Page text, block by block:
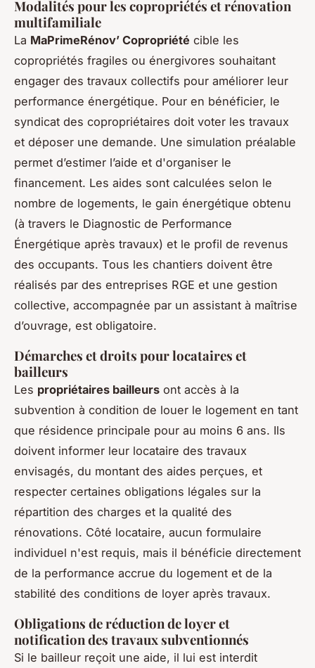
Modalités pour les copropriétés et rénovation
multifamiliale
La MaPrimeRénov’ Copropriété cible les
copropriétés fragiles ou énergivores souhaitant
engager des travaux collectifs pour améliorer leur
performance énergétique. Pour en bénéficier, le
syndicat des copropriétaires doit voter les travaux
et déposer une demande. Une simulation préalable
permet d’estimer l’aide et d'organiser le
financement. Les aides sont calculées selon le
nombre de logements, le gain énergétique obtenu
(à travers le Diagnostic de Performance
Énergétique après travaux) et le profil de revenus
des occupants. Tous les chantiers doivent être
réalisés par des entreprises RGE et une gestion
collective, accompagnée par un assistant à maîtrise
d’ouvrage, est obligatoire.
Démarches et droits pour locataires et
bailleurs
Les propriétaires bailleurs ont accès à la
subvention à condition de louer le logement en tant
que résidence principale pour au moins 6 ans. Ils
doivent informer leur locataire des travaux
envisagés, du montant des aides perçues, et
respecter certaines obligations légales sur la
répartition des charges et la qualité des
rénovations. Côté locataire, aucun formulaire
individuel n'est requis, mais il bénéficie directement
de la performance accrue du logement et de la
stabilité des conditions de loyer après travaux.
Obligations de réduction de loyer et
notification des travaux subventionnés
Si le bailleur reçoit une aide, il lui est interdit